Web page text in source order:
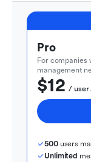
Pro
For companies
management
$12
/
500 users
Unlimited